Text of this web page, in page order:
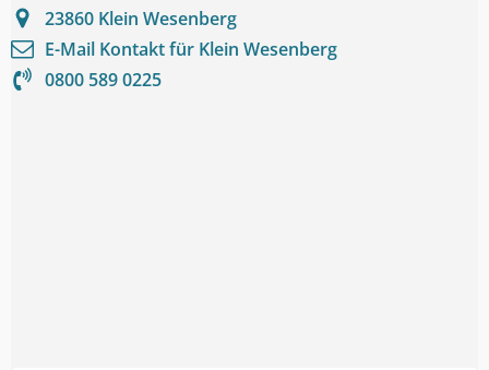
23860 Klein Wesenberg
E-Mail Kontakt für Klein Wesenberg
0800 589 0225